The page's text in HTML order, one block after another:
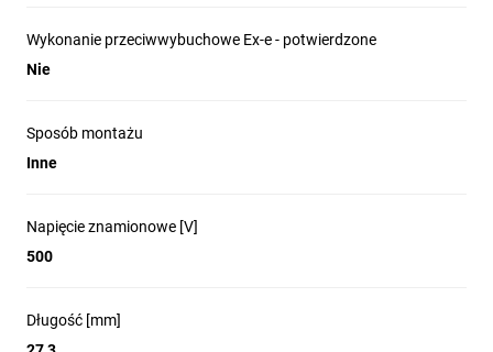
Wykonanie przeciwwybuchowe Ex-e - potwierdzone
Nie
Sposób montażu
Inne
Napięcie znamionowe [V]
500
Długość [mm]